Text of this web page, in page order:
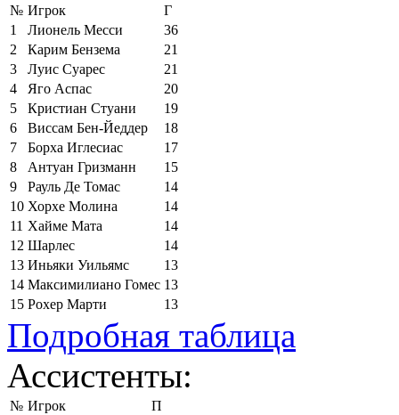
№ Игрок
Г
1
Лионель Месси
36
2
Карим Бензема
21
3
Луис Суарес
21
4
Яго Аспас
20
5
Кристиан Стуани
19
6
Виссам Бен-Йеддер
18
7
Борха Иглесиас
17
8
Антуан Гризманн
15
9
Рауль Де Томас
14
10 Хорхе Молина
14
11 Хайме Мата
14
12 Шарлес
14
13 Иньяки Уильямс
13
14 Максимилиано Гомес 13
15 Рохер Марти 13
Подробная таблица
Ассистенты:
№ Игрок
П